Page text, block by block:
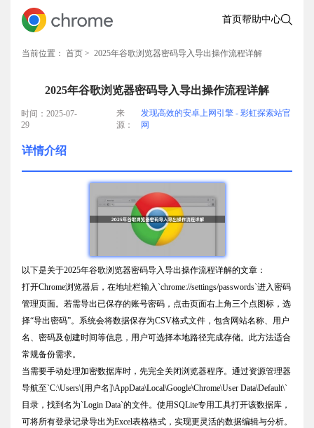
首页帮助中心
当前位置： 首页 > 2025年谷歌浏览器密码导入导出操作流程详解
2025年谷歌浏览器密码导入导出操作流程详解
时间：2025-07-
29
来
源：
发现高效的安卓上网引擎 - 彩虹探索站官
网
详情介绍
以下是关于2025年谷歌浏览器密码导入导出操作流程详解的文章：
打开Chrome浏览器后，在地址栏输入`chrome://settings/passwords`进入密码
管理页面。若需导出已保存的账号密码，点击页面右上角三个点图标，选
择“导出密码”。系统会将数据保存为CSV格式文件，包含网站名称、用户
名、密码及创建时间等信息，用户可选择本地路径完成存储。此方法适合
常规备份需求。
当需要手动处理加密数据库时，先完全关闭浏览器程序。通过资源管理器
导航至`C:\Users\[用户名]\AppData\Local\Google\Chrome\User Data\Default\`
目录，找到名为`Login Data`的文件。使用SQLite专用工具打开该数据库，
可将所有登录记录导出为Excel表格格式，实现更灵活的数据编辑与分析。